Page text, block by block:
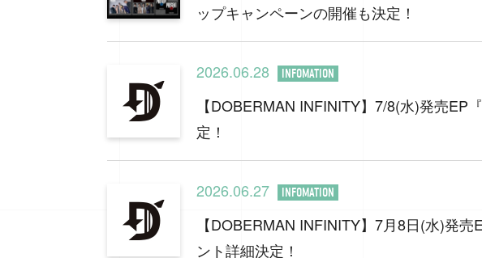
ップキャンペーンの開催も決定！
2026.06.28 INFOMATION
【DOBERMAN INFINITY】7/8(水)発売
定！
2026.06.27 INFOMATION
【DOBERMAN INFINITY】7月8日(水)発
ント詳細決定！